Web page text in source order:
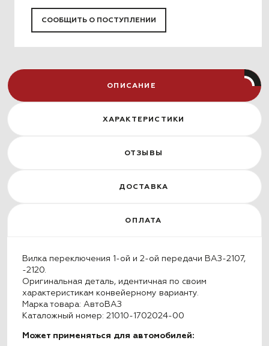
СООБЩИТЬ О ПОСТУПЛЕНИИ
ОПИСАНИЕ
ХАРАКТЕРИСТИКИ
ОТЗЫВЫ
ДОСТАВКА
ОПЛАТА
Вилка переключения 1-ой и 2-ой передачи ВАЗ-2107,
-2120.
Оригинальная деталь, идентичная по своим
характеристикам конвейерному варианту.
Марка товара: АвтоВАЗ
Каталожный номер: 21010-1702024-00
Может применяться для автомобилей: